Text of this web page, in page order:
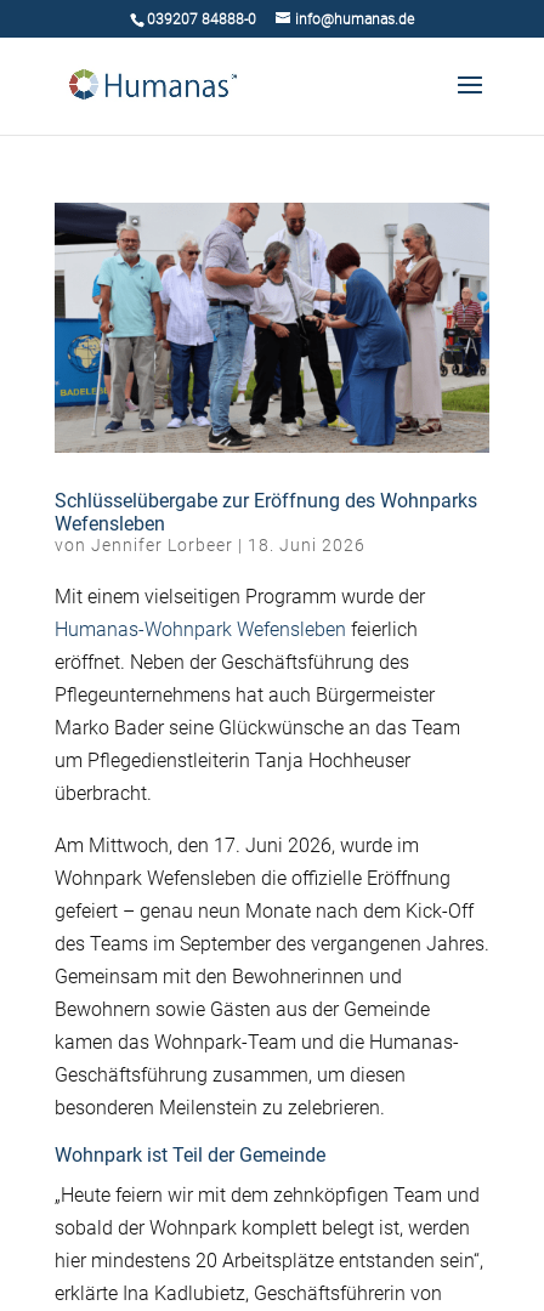
039207 84888-0 info@humanas.de
Schlüsselübergabe zur Eröffnung des Wohnparks
Wefensleben
von Jennifer Lorbeer | 18. Juni 2026
Mit einem vielseitigen Programm wurde der
Humanas-Wohnpark Wefensleben feierlich
eröffnet. Neben der Geschäftsführung des
Pflegeunternehmens hat auch Bürgermeister
Marko Bader seine Glückwünsche an das Team
um Pflegedienstleiterin Tanja Hochheuser
überbracht.
Am Mittwoch, den 17. Juni 2026, wurde im
Wohnpark Wefensleben die offizielle Eröffnung
gefeiert – genau neun Monate nach dem Kick-Off
des Teams im September des vergangenen Jahres.
Gemeinsam mit den Bewohnerinnen und
Bewohnern sowie Gästen aus der Gemeinde
kamen das Wohnpark-Team und die Humanas-
Geschäftsführung zusammen, um diesen
besonderen Meilenstein zu zelebrieren.
Wohnpark ist Teil der Gemeinde
„Heute feiern wir mit dem zehnköpfigen Team und
sobald der Wohnpark komplett belegt ist, werden
hier mindestens 20 Arbeitsplätze entstanden sein“,
erklärte Ina Kadlubietz, Geschäftsführerin von